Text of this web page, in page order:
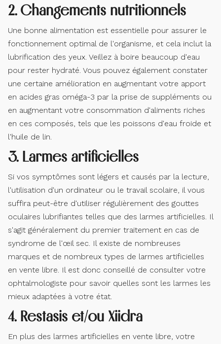
2. Changements nutritionnels
Une bonne alimentation est essentielle pour assurer le
fonctionnement optimal de l'organisme, et cela inclut la
lubrification des yeux. Veillez à boire beaucoup d'eau
pour rester hydraté. Vous pouvez également constater
une certaine amélioration en augmentant votre apport
en acides gras oméga-3 par la prise de suppléments ou
en augmentant votre consommation d'aliments riches
en ces composés, tels que les poissons d'eau froide et
l'huile de lin.
3. Larmes artificielles
Si vos symptômes sont légers et causés par la lecture,
l'utilisation d'un ordinateur ou le travail scolaire, il vous
suffira peut-être d'utiliser régulièrement des gouttes
oculaires lubrifiantes telles que des larmes artificielles. Il
s'agit généralement du premier traitement en cas de
syndrome de l'œil sec. Il existe de nombreuses
marques et de nombreux types de larmes artificielles
en vente libre. Il est donc conseillé de consulter votre
ophtalmologiste pour savoir quelles sont les larmes les
mieux adaptées à votre état.
4. Restasis et/ou Xiidra
En plus des larmes artificielles en vente libre, votre